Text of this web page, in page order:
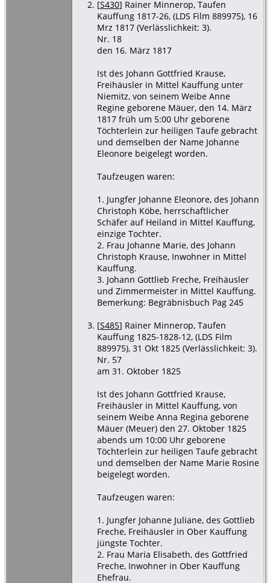
[S430] Rainer Minnerop, Taufen
Kauffung 1817-26, (LDS Film 889975), 16
Mrz 1817 (Verlässlichkeit: 3).
Nr. 18
den 16. März 1817
Ist des Johann Gottfried Krause,
Freihäusler in Mittel Kauffung unter
Niemitz, von seinem Weibe Anne
Regine geborene Mäuer, den 14. März
1817 früh um 5:00 Uhr geborene
Töchterlein zur heiligen Taufe gebracht
und demselben der Name Johanne
Eleonore beigelegt worden.
Taufzeugen waren:
1. Jungfer Johanne Eleonore, des Johann
Christoph Köbe, herrschaftlicher
Schäfer auf Heiland in Mittel Kauffung,
einzige Tochter.
2. Frau Johanne Marie, des Johann
Christoph Krause, Inwohner in Mittel
Kauffung.
3. Johann Gottlieb Freche, Freihäusler
und Zimmermeister in Mittel Kauffung.
Bemerkung: Begräbnisbuch Pag 245
[S485] Rainer Minnerop, Taufen
Kauffung 1825-1828-12, (LDS Film
889975), 31 Okt 1825 (Verlässlichkeit: 3).
Nr. 57
am 31. Oktober 1825
Ist des Johann Gottfried Krause,
Freihäusler in Mittel Kauffung, von
seinem Weibe Anna Regina geborene
Mäuer (Meuer) den 27. Oktober 1825
abends um 10:00 Uhr geborene
Töchterlein zur heiligen Taufe gebracht
und demselben der Name Marie Rosine
beigelegt worden.
Taufzeugen waren:
1. Jungfer Johanne Juliane, des Gottlieb
Freche, Freihäusler in Ober Kauffung
jüngste Tochter.
2. Frau Maria Elisabeth, des Gottfried
Freche, Inwohner in Ober Kauffung
Ehefrau.